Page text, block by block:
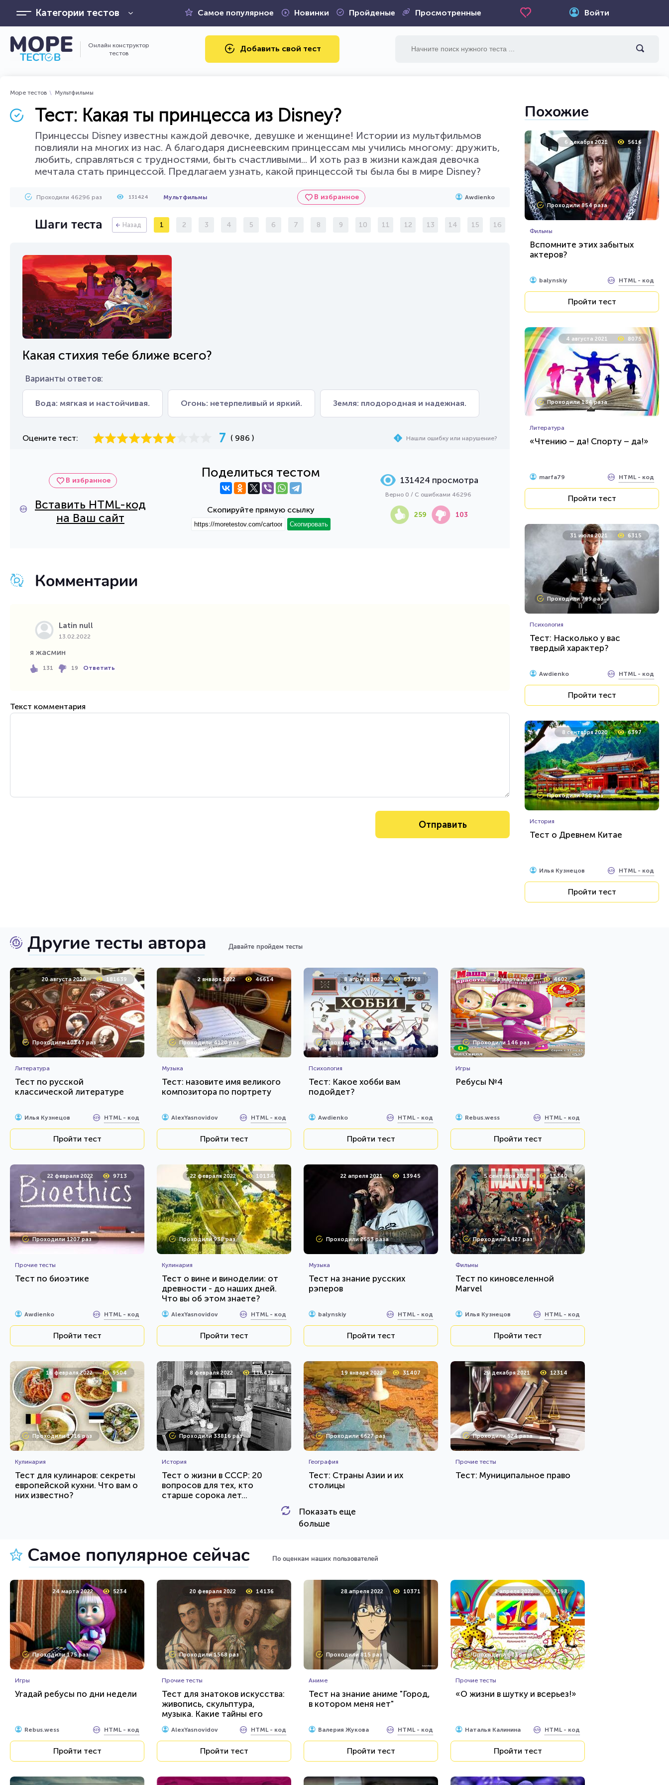
Категории тестов Самое популярное Новинки Пройденые Просмотренные Войти
Онлайн конструктор
тестов
Добавить свой тест
Море тестов Мультфильмы
Тест: Какая ты принцесса из Disney?
Принцессы Disney известны каждой девочке, девушке и женщине! Истории из мультфильмов
повлияли на многих из нас. А благодаря диснеевским принцессам мы учились многому: дружить,
любить, справляться с трудностями, быть счастливыми... И хоть раз в жизни каждая девочка
мечтала стать принцессой. Предлагаем узнать, какой принцессой ты была бы в мире Disney?
Проходили 46296 раз 131424 Мультфильмы В избранное Awdienko
Шаги теста Назад 1 2 3 4 5 6 7 8 9 10 11 12 13 14 15 16
Какая стихия тебе ближе всего?
Варианты ответов:
Вода: мягкая и настойчивая. Огонь: нетерпеливый и яркий. Земля: плодородная и надежная.
Оцените тест: 7 ( 986 ) Нашли ошибку или нарушение?
В избранное
Вставить HTML-код
на Ваш сайт
Поделиться тестом
Скопируйте прямую ссылку
Скопировать
131424 просмотра
Верно 0 / С ошибками 46296
259 103
Комментарии
Latin null
13.02.2022
я жасмин
131 19 Ответить
Текст комментария
Похожие
6 декабря 2021 5616
Проходили 854 раза
Фильмы
Вспомните этих забытых
актеров?
balynskiy HTML - код
Пройти тест
4 августа 2021 8075
Проходили 134 раза
Литература
«Чтению – да! Спорту – да!»
marfa79 HTML - код
Пройти тест
31 июля 2021 6315
Проходили 799 раз
Психология
Тест: Насколько у вас
твердый характер?
Awdienko HTML - код
Пройти тест
8 сентября 2020 6397
Проходили 750 раз
История
Тест о Древнем Китае
Илья Кузнецов HTML - код
Пройти тест
Другие тесты автора Давайте пройдем тесты
20 августа 2020 181639
Проходили 10347 раз
Литература
Тест по русской
классической литературе
Илья Кузнецов HTML - код
Пройти тест
2 января 2022 46614
Проходили 4120 раз
Музыка
Тест: назовите имя великого
композитора по портрету
AlexYasnovidov HTML - код
Пройти тест
8 апреля 2021 53728
Проходили 11745 раз
Психология
Тест: Какое хобби вам
подойдет?
Awdienko HTML - код
Пройти тест
24 марта 2022 4602
Проходили 146 раз
Игры
Ребусы №4
Rebus.wess HTML - код
Пройти тест
22 февраля 2022 9713
Проходили 1207 раз
Прочие тесты
Тест по биоэтике
Awdienko HTML - код
Пройти тест
22 февраля 2022 10134
Проходили 938 раз
Кулинария
Тест о вине и виноделии: от
древности - до наших дней.
Что вы об этом знаете?
AlexYasnovidov HTML - код
Пройти тест
22 апреля 2021 13945
Проходили 2653 раза
Музыка
Тест на знание русских
рэперов
balynskiy HTML - код
Пройти тест
5 сентября 2020 11340
Проходили 1427 раз
Фильмы
Тест по киновселенной
Marvel
Илья Кузнецов HTML - код
Пройти тест
16 февраля 2022 9504
Проходили 1716 раз
Кулинария
Тест для кулинаров: секреты
европейской кухни. Что вам о
них известно?
8 февраля 2022 116432
Проходили 33816 раз
История
Тест о жизни в СССР: 20
вопросов для тех, кто
старше сорока лет...
HTML - код
19 января 2022 31407
Проходили 6627 раз
География
Тест: Страны Азии и их
столицы
Awdienko
29 декабря 2021 12314
Проходили 524 раза
Прочие тесты
Тест: Муниципальное право
17 декабря 2021 6883
Проходили 1621 раз
Фильмы
Сможете назвать 100% этих
голливудских звёзд?
Пройти тест
13 октября 2021
Проходили 1857 раз
Мультфильмы
Тест: Кто ты из "Рика и
Морти"?
Awdienko HTML - код
Пройти тест
Проходили 9704 раза
Психология
Тест на уникальность: "Что
Вы видите первым?"
Awdienko
Пройти тест
Проходили 3065 раз
Фильмы
Большой тест на знание
популярных голливудских
актрис
Пройти тест
Показать еще
больше
Самое популярное сейчас По оценкам наших пользователей
24 марта 2022 5234
Проходили 175 раз
Игры
Угадай ребусы по дни недели
Rebus.wess HTML - код
Пройти тест
20 февраля 2022 14136
Проходили 1568 раз
Прочие тесты
Тест для знатоков искусства:
живопись, скульптура,
музыка. Какие тайны его
великих творцов вам
известны?
AlexYasnovidov HTML - код
Пройти тест
28 апреля 2022 10371
Проходили 815 раз
Аниме
Тест на знание аниме "Город,
в котором меня нет"
Валерия Жукова HTML - код
Пройти тест
2 апреля 2022 7198
Проходили 673 раза
Прочие тесты
«О жизни в шутку и всерьез!»
Наталья Калинина HTML - код
Пройти тест